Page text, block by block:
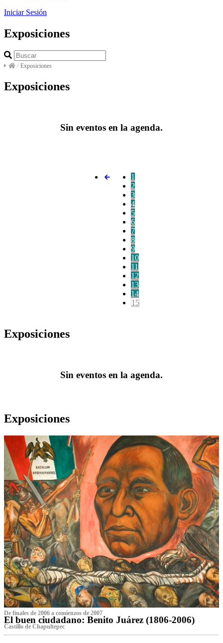
Iniciar Sesión
Exposiciones
/ Exposiciones
Exposiciones
Sin eventos en la agenda.
1
2
3
4
5
6
7
8
9
10
11
12
13
14
15
Exposiciones
Sin eventos en la agenda.
Exposiciones
De finales de 2006 a comienzos de 2007
El buen ciudadano: Benito Juárez (1806-2006)
Castillo de Chapultepec